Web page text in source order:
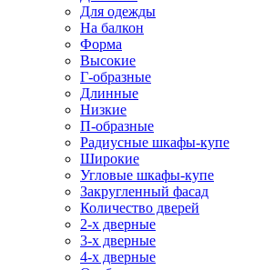
Для одежды
На балкон
Форма
Высокие
Г-образные
Длинные
Низкие
П-образные
Радиусные шкафы-купе
Широкие
Угловые шкафы-купе
Закругленный фасад
Количество дверей
2-х дверные
3-х дверные
4-х дверные